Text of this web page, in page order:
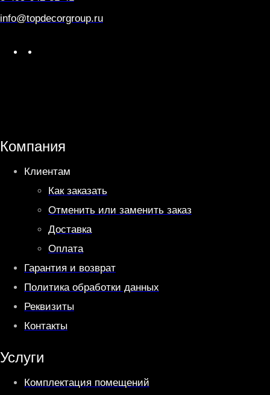
info@topdecorgroup.ru
p
p
a
m
Компания
Клиентам
Как заказать
Отменить или заменить заказ
Доставка
Оплата
Гарантия и возврат
Политика обработки данных
Реквизиты
Контакты
Услуги
Комплектация помещений